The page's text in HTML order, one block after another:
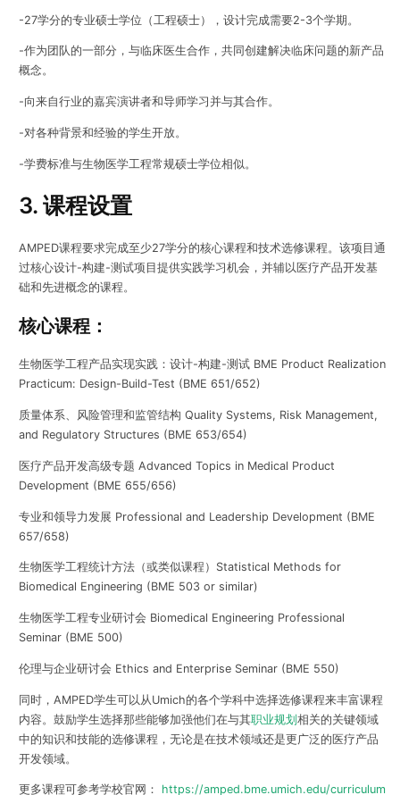
-27学分的专业硕士学位（工程硕士），设计完成需要2-3个学期。
-作为团队的一部分，与临床医生合作，共同创建解决临床问题的新产品
概念。
-向来自行业的嘉宾演讲者和导师学习并与其合作。
-对各种背景和经验的学生开放。
-学费标准与生物医学工程常规硕士学位相似。
3. 课程设置
AMPED课程要求完成至少27学分的核心课程和技术选修课程。该项目通
过核心设计-构建-测试项目提供实践学习机会，并辅以医疗产品开发基
础和先进概念的课程。
核心课程：
生物医学工程产品实现实践：设计-构建-测试 BME Product Realization
Practicum: Design-Build-Test (BME 651/652)
质量体系、风险管理和监管结构 Quality Systems, Risk Management,
and Regulatory Structures (BME 653/654)
医疗产品开发高级专题 Advanced Topics in Medical Product
Development (BME 655/656)
专业和领导力发展 Professional and Leadership Development (BME
657/658)
生物医学工程统计方法（或类似课程）Statistical Methods for
Biomedical Engineering (BME 503 or similar)
生物医学工程专业研讨会 Biomedical Engineering Professional
Seminar (BME 500)
伦理与企业研讨会 Ethics and Enterprise Seminar (BME 550)
同时，AMPED学生可以从Umich的各个学科中选择选修课程来丰富课程
内容。鼓励学生选择那些能够加强他们在与其职业规划相关的关键领域
中的知识和技能的选修课程，无论是在技术领域还是更广泛的医疗产品
开发领域。
更多课程可参考学校官网： https://amped.bme.umich.edu/curriculum